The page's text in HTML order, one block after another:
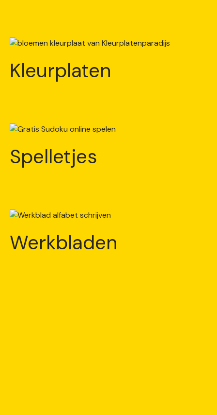
Kleurplaten
Spelletjes
Werkbladen